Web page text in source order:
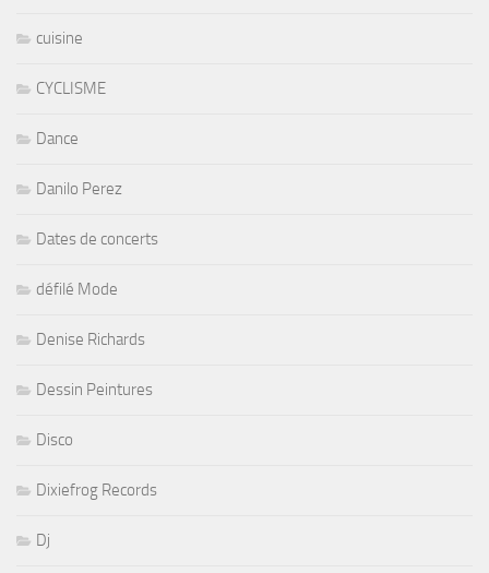
cuisine
CYCLISME
Dance
Danilo Perez
Dates de concerts
défilé Mode
Denise Richards
Dessin Peintures
Disco
Dixiefrog Records
Dj